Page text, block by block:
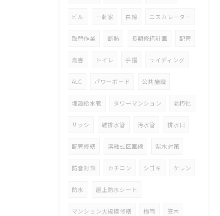
ビル 一軒家 白線 エスカレーター
取替作業 断熱 長期修繕計画 配管
鳥害 トイレ 手摺 サイディング
ALC パワーボード 公共施設
埋設給水管 タワーマンション 老朽化
サッシ 雑排水管 汚水管 排水口
配管修繕 溶融式区画線 漏水対策
防音対策 カチコン シゴキ ケレン
防水 屋上防水シート
マンション大規模修繕 梅雨 笠木